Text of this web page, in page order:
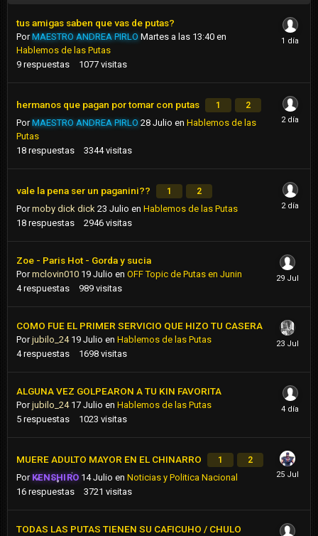
tus amigas saben que vas de putas?
PorMAESTRO ANDREA PIRLO Martes a las 13:40 en
Hablemos de las Putas
9 respuestas 1077 visitas
hermanos que pagan por tomar con putas 1 2
PorMAESTRO ANDREA PIRLO 28 Julio en Hablemos de las
Putas
18 respuestas 3344 visitas
vale la pena ser un paganini?? 1 2
Pormoby dick dick 23 Julio en Hablemos de las Putas
18 respuestas 2946 visitas
Zoe - Paris Hot - Gorda y sucia
Pormclovin010 19 Julio en OFF Topic de Putas en Junin
4 respuestas 989 visitas
COMO FUE EL PRIMER SERVICIO QUE HIZO TU CASERA
Porjubilo_24 19 Julio en Hablemos de las Putas
4 respuestas 1698 visitas
ALGUNA VEZ GOLPEARON A TU KIN FAVORITA
Porjubilo_24 17 Julio en Hablemos de las Putas
5 respuestas 1023 visitas
MUERE ADULTO MAYOR EN EL CHINARRO 1 2
Por KENSHIRO 14 Julio enNoticias y Politica Nacional
16 respuestas 3721 visitas
TODAS LAS PUTAS TIENEN SU CAFICUHO / CHULO